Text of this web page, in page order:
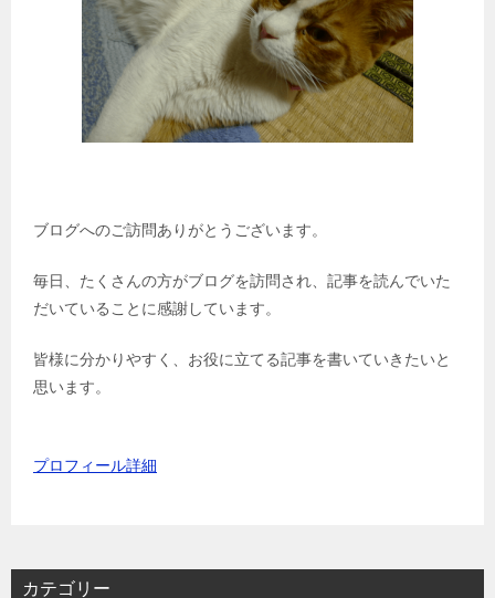
ブログへのご訪問ありがとうございます。
毎日、たくさんの方がブログを訪問され、記事を読んでいた
だいていることに感謝しています。
皆様に分かりやすく、お役に立てる記事を書いていきたいと
思います。
プロフィール詳細
カテゴリー